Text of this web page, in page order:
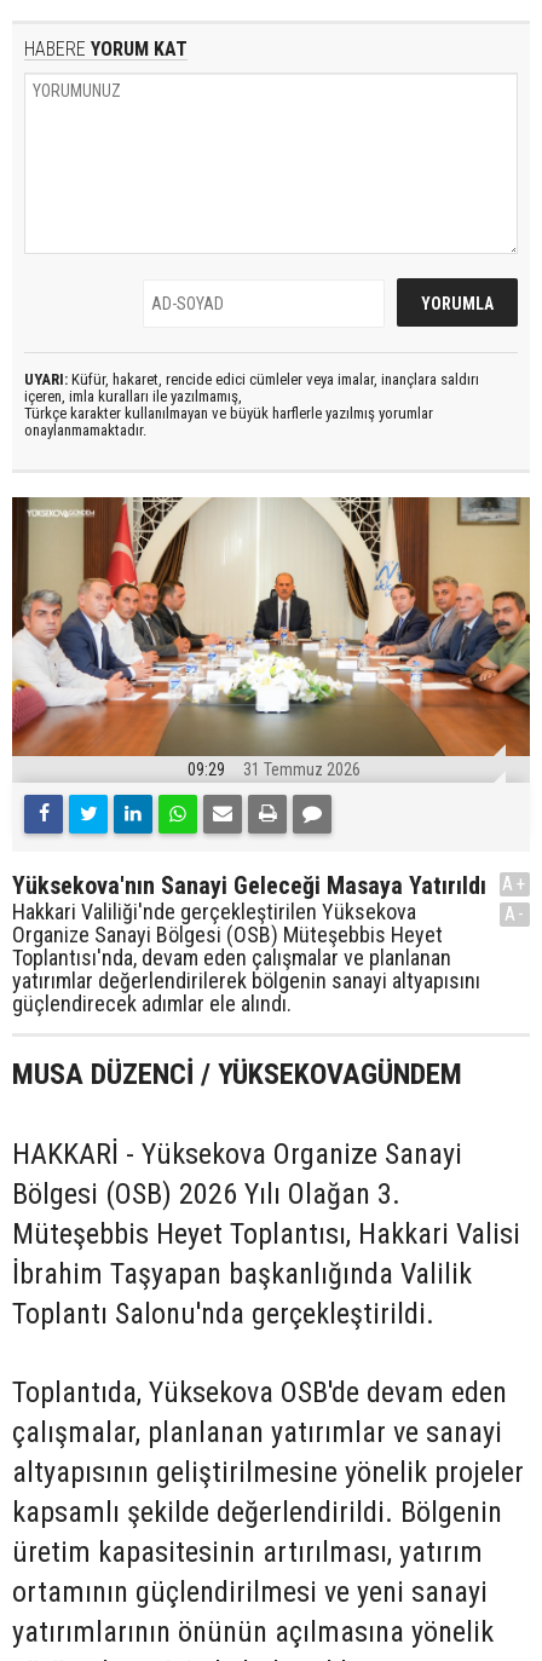
HABERE YORUM KAT
UYARI: Küfür, hakaret, rencide edici cümleler veya imalar, inançlara saldırı
içeren, imla kuralları ile yazılmamış,
Türkçe karakter kullanılmayan ve büyük harflerle yazılmış yorumlar
onaylanmamaktadır.
09:29 31 Temmuz 2026
Yüksekova'nın Sanayi Geleceği Masaya Yatırıldı
Hakkari Valiliği'nde gerçekleştirilen Yüksekova
Organize Sanayi Bölgesi (OSB) Müteşebbis Heyet
Toplantısı'nda, devam eden çalışmalar ve planlanan
yatırımlar değerlendirilerek bölgenin sanayi altyapısını
güçlendirecek adımlar ele alındı.
A+
A-
MUSA DÜZENCİ / YÜKSEKOVAGÜNDEM
HAKKARİ - Yüksekova Organize Sanayi
Bölgesi (OSB) 2026 Yılı Olağan 3.
Müteşebbis Heyet Toplantısı, Hakkari Valisi
İbrahim Taşyapan başkanlığında Valilik
Toplantı Salonu'nda gerçekleştirildi.
Toplantıda, Yüksekova OSB'de devam eden
çalışmalar, planlanan yatırımlar ve sanayi
altyapısının geliştirilmesine yönelik projeler
kapsamlı şekilde değerlendirildi. Bölgenin
üretim kapasitesinin artırılması, yatırım
ortamının güçlendirilmesi ve yeni sanayi
yatırımlarının önünün açılmasına yönelik